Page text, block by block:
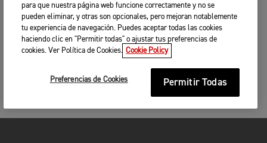
para que nuestra página web funcione correctamente y no se
pueden eliminar, y otras son opcionales, pero mejoran notablemente
tu experiencia de navegación. Puedes aceptar todas las cookies
haciendo clic en "Permitir todas" o ajustar tus preferencias de
cookies. Ver Política de Cookies. Cookie Policy
Preferencias de Cookies Permitir Todas